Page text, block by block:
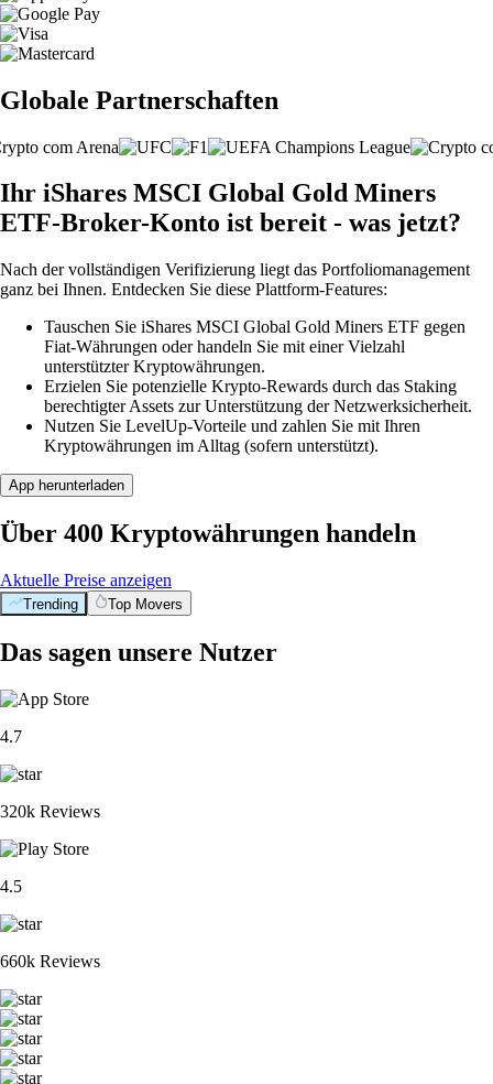
Globale Partnerschaften
Ihr iShares MSCI Global Gold Miners
ETF-Broker-Konto ist bereit - was jetzt?
Nach der vollständigen Verifizierung liegt das Portfoliomanagement
ganz bei Ihnen. Entdecken Sie diese Plattform-Features:
Tauschen Sie iShares MSCI Global Gold Miners ETF gegen
Fiat-Währungen oder handeln Sie mit einer Vielzahl
unterstützter Kryptowährungen.
Erzielen Sie potenzielle Krypto-Rewards durch das Staking
berechtigter Assets zur Unterstützung der Netzwerksicherheit.
Nutzen Sie LevelUp-Vorteile und zahlen Sie mit Ihren
Kryptowährungen im Alltag (sofern unterstützt).
App herunterladen
Über 400 Kryptowährungen handeln
Aktuelle Preise anzeigen
Trending Top Movers
Das sagen unsere Nutzer
4.7
320k Reviews
4.5
660k Reviews